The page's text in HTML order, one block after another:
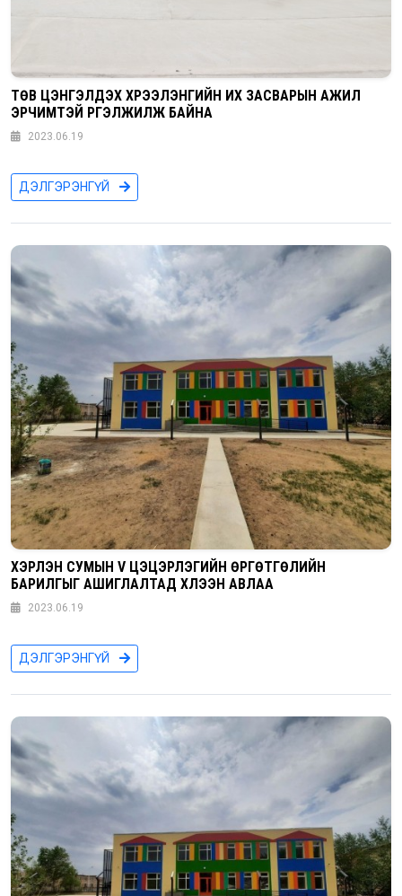
ТӨВ ЦЭНГЭЛДЭХ ХҮРЭЭЛЭНГИЙН ИХ ЗАСВАРЫН АЖИЛ
ЭРЧИМТЭЙ ҮРГЭЛЖИЛЖ БАЙНА
2023.06.19
ДЭЛГЭРЭНГҮЙ
ХЭРЛЭН СУМЫН V ЦЭЦЭРЛЭГИЙН ӨРГӨТГӨЛИЙН
БАРИЛГЫГ АШИГЛАЛТАД ХҮЛЭЭН АВЛАА
2023.06.19
ДЭЛГЭРЭНГҮЙ